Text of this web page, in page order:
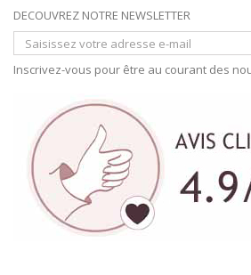
DECOUVREZ NOTRE NEWSLETTER
Inscrivez-vous pour être au courant des